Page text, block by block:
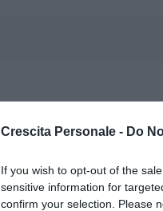
Crescita Personale - Do
If you wish to opt-out of the
sensitive information for
confirm your selection. Please